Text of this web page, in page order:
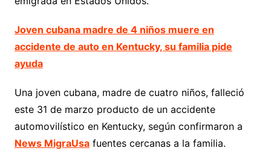
Joven cubana madre de 4 niños muere en
accidente de auto en Kentucky, su familia pide
ayuda
Una joven cubana, madre de cuatro niños, falleció
este 31 de marzo producto de un accidente
automovilístico en Kentucky, según confirmaron a
News MigraUsafuentes cercanas a la familia.